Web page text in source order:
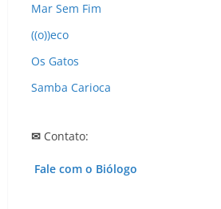
s
Mar Sem Fim
((o))eco
Os Gatos
Samba Carioca
✉ Contato:
Fale com o Biólogo